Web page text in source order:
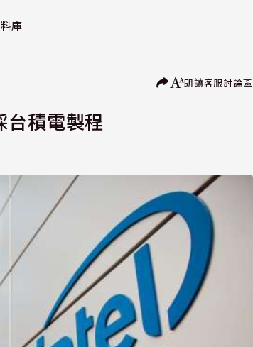
庫
朗讀客服討論區
台積電製程